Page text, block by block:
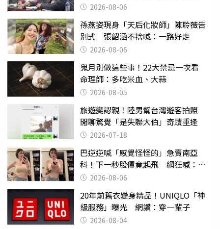
2026-08-06
孫燕姿現身「天后化妝師」陳聆薇告
別式 張韶涵不捨喊：一路好走
2026-08-06
鬼月別做這些事！22大禁忌一次看
命理師：多吃米血、大蒜
2026-08-05
旅遊變認親！陸男幫台灣遊客拍照
閒聊驚覺「是失聯大伯」奇蹟重逢
2026-07-18
巴逆逆喊「感覺怪怪的」急賣南亞
科！下一秒股價竟起飛 網狂喊：大V
天龍2026-08-06
20年前舊衣變身精品！UNIQLO「神
級服務」曝光 網讚：穿一輩子
2026-08-04